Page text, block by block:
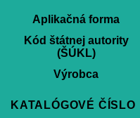
Aplikačná forma
Kód štátnej autority
(ŠÚKL)
Výrobca
KATALÓGOVÉ ČÍSLO